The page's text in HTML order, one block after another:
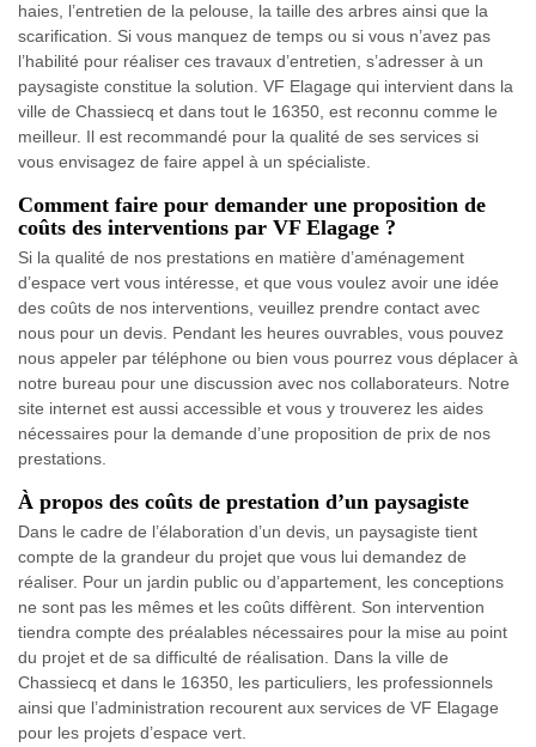
haies, l’entretien de la pelouse, la taille des arbres ainsi que la
scarification. Si vous manquez de temps ou si vous n’avez pas
l’habilité pour réaliser ces travaux d’entretien, s’adresser à un
paysagiste constitue la solution. VF Elagage qui intervient dans la
ville de Chassiecq et dans tout le 16350, est reconnu comme le
meilleur. Il est recommandé pour la qualité de ses services si
vous envisagez de faire appel à un spécialiste.
Comment faire pour demander une proposition de
coûts des interventions par VF Elagage ?
Si la qualité de nos prestations en matière d’aménagement
d’espace vert vous intéresse, et que vous voulez avoir une idée
des coûts de nos interventions, veuillez prendre contact avec
nous pour un devis. Pendant les heures ouvrables, vous pouvez
nous appeler par téléphone ou bien vous pourrez vous déplacer à
notre bureau pour une discussion avec nos collaborateurs. Notre
site internet est aussi accessible et vous y trouverez les aides
nécessaires pour la demande d’une proposition de prix de nos
prestations.
À propos des coûts de prestation d’un paysagiste
Dans le cadre de l’élaboration d’un devis, un paysagiste tient
compte de la grandeur du projet que vous lui demandez de
réaliser. Pour un jardin public ou d’appartement, les conceptions
ne sont pas les mêmes et les coûts diffèrent. Son intervention
tiendra compte des préalables nécessaires pour la mise au point
du projet et de sa difficulté de réalisation. Dans la ville de
Chassiecq et dans le 16350, les particuliers, les professionnels
ainsi que l’administration recourent aux services de VF Elagage
pour les projets d’espace vert.